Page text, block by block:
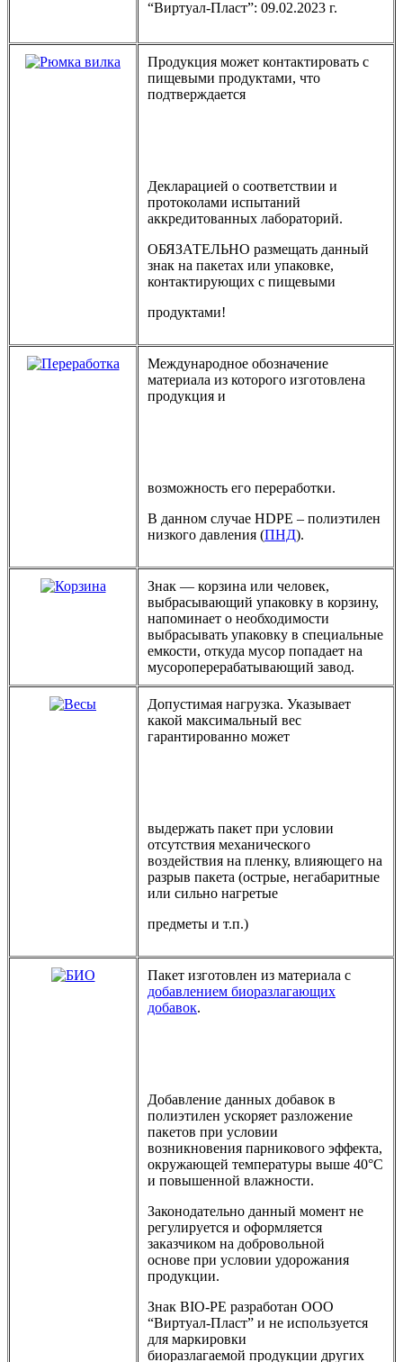
“Виртуал-Пласт”: 09.02.2023 г.
Продукция может контактировать с
пищевыми продуктами, что
подтверждается
Декларацией о соответствии и
протоколами испытаний
аккредитованных лабораторий.
ОБЯЗАТЕЛЬНО размещать данный
знак на пакетах или упаковке,
контактирующих с пищевыми
продуктами!
Международное обозначение
материала из которого изготовлена
продукция и
возможность его переработки.
В данном случае HDPE – полиэтилен
низкого давления (ПНД).
Знак — корзина или человек,
выбрасывающий упаковку в корзину,
напоминает о необходимости
выбрасывать упаковку в специальные
емкости, откуда мусор попадает на
мусороперерабатывающий завод.
Допустимая нагрузка. Указывает
какой максимальный вес
гарантированно может
выдержать пакет при условии
отсутствия механического
воздействия на пленку, влияющего на
разрыв пакета (острые, негабаритные
или сильно нагретые
предметы и т.п.)
Пакет изготовлен из материала с
добавлением биоразлагающих
добавок.
Добавление данных добавок в
полиэтилен ускоряет разложение
пакетов при условии
возникновения парникового эффекта,
окружающей температуры выше 40°С
и повышенной влажности.
Законодательно данный момент не
регулируется и оформляется
заказчиком на добровольной
основе при условии удорожания
продукции.
Знак BIO-PE разработан ООО
“Виртуал-Пласт” и не используется
для маркировки
биоразлагаемой продукции других